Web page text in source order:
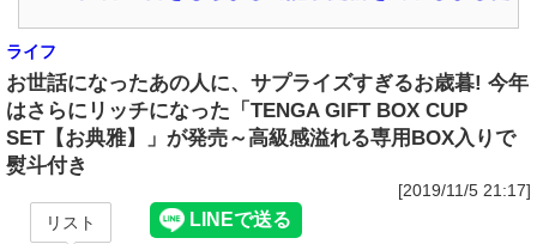
ライフ
お世話になったあの人に、サプライズすぎるお歳暮! 今年
はさらにリッチになった「TENGA GIFT BOX CUP
SET【お典雅】」が発売～高級感溢れる専用BOX入りで
熨斗付き
[2019/11/5 21:17]
リスト